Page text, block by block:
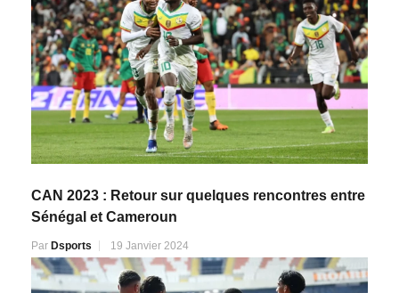
CAN 2023 : Retour sur quelques rencontres entre
Sénégal et Cameroun
Par Dsports 19 Janvier 2024